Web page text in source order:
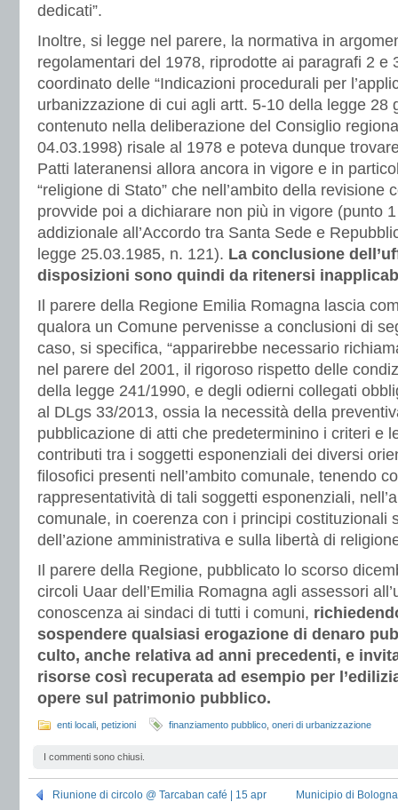
dedicati”.
Inoltre, si legge nel parere, la normativa in
regolamentari del 1978, riprodotte ai paragrafi 2 e
coordinato delle “Indicazioni procedurali per
urbanizzazione di cui agli artt. 5-10 della legge 28
contenuto nella deliberazione del Consiglio
04.03.1998) risale al 1978 e poteva dunque
Patti lateranensi allora ancora in vigore e in
“religione di Stato” che nell’ambito della revisione
provvide poi a dichiarare non più in vigore (punto
addizionale all’Accordo tra Santa Sede e
legge 25.03.1985, n. 121). La conclusione
disposizioni sono quindi da ritenersi
Il parere della Regione Emilia Romagna lascia
qualora un Comune pervenisse a conclusioni di
caso, si specifica, “apparirebbe necessario
nel parere del 2001, il rigoroso rispetto delle
della legge 241/1990, e degli odierni collegati
al DLgs 33/2013, ossia la necessità della
pubblicazione di atti che predeterminino i criteri e
contributi tra i soggetti esponenziali dei diversi
filosofici presenti nell’ambito comunale, tenendo
rappresentatività di tali soggetti esponenziali,
comunale, in coerenza con i principi costituzionali
dell’azione amministrativa e sulla libertà di
Il parere della Regione, pubblicato lo scorso
circoli Uaar dell’Emilia Romagna agli assessori
conoscenza ai sindaci di tutti i comuni,
sospendere qualsiasi erogazione di denaro
culto, anche relativa ad anni precedenti, e
risorse così recuperata ad esempio per
opere sul patrimonio pubblico.
enti locali petizioni finanziamento pubblico oneri di urbanizzazione
I commenti sono chiusi.
Riunione di circolo @ Tarcaban café | 15 apr Municipio di